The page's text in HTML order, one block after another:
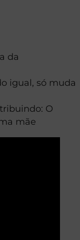
da
igual, só muda
O
mãe